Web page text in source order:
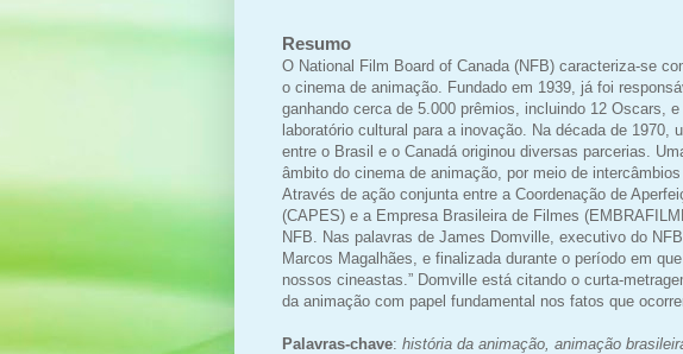
Resumo
O National Film Board of Canada (NFB) caracteriza-se
o cinema de animação. Fundado em 1939, já foi
ganhando cerca de 5.000 prêmios, incluindo 12 Oscars,
laboratório cultural para a inovação. Na década de 1970,
entre o Brasil e o Canadá originou diversas parcerias.
âmbito do cinema de animação, por meio de
Através de ação conjunta entre a Coordenação de
(CAPES) e a Empresa Brasileira de Filmes
NFB. Nas palavras de James Domville, executivo do
Marcos Magalhães, e finalizada durante o período em
nossos cineastas.” Domville está citando o curta-
da animação com papel fundamental nos fatos que
Palavras-chave: história da animação, animação